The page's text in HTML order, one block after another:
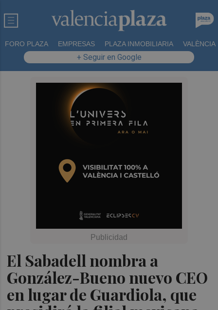
FORO PLAZA EMPRESAS PLAZA INMOBILIARIA VALÈNCIA
+ Seguir en Google
El Sabadell nombra a
González-Bueno nuevo CEO
en lugar de Guardiola, que